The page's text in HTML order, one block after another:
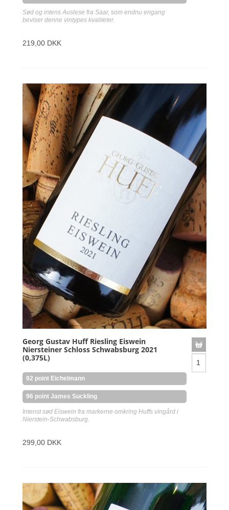
Sød og intens Auslese fra Saar, som endnu engang
beviser denne vintypes kvaliteter.
219,00 DKK
Georg Gustav Huff Riesling Eiswein
Niersteiner Schloss Schwabsburg 2021
(0,375L)
92 point Eichelmann
96 point James Suckling
Intenst sød Eiswein fra markerne omkring Huffs vingård i
Nierstein-Schwabsburg.
299,00 DKK